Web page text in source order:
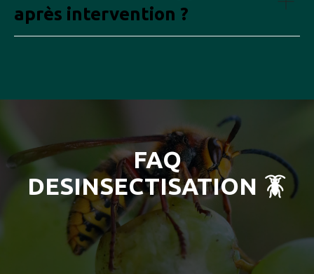
après intervention ?
FAQ
DESINSECTISATION 🪳